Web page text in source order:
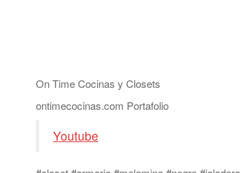
On Time Cocinas y Closets
ontimecocinas.com Portafolio
Youtube